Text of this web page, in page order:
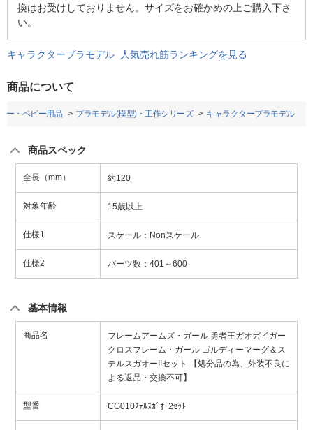
換はお受けしておりません。サイズをお確かめの上ご購入下さ
い。
キャラクタープラモデル 人気売れ筋ランキングを見る
商品について
ー・ベビー用品 プラモデル(模型)・工作シリーズ キャラクタープラモデル
商品スペック
全長（mm） 約120
対象年齢 15歳以上
仕様1 スケール：Nonスケール
仕様2 パーツ数：401～600
基本情報
商品名
フレームアームズ・ガール 勇者王ガオガイガー
クロスフレーム・ガール ゴルディーマーグ＆ス
テルスガオーIIセット 【処分品の為、外装不良に
よる返品・交換不可】
型番 CG010ｽﾃﾙｽｶﾞｵｰ2ｾｯﾄ